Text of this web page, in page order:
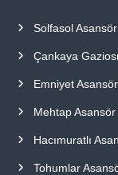
Solfasol
Çankaya
Emniyet
Mehtap Asansör
Hacımuratlı
Tohumlar